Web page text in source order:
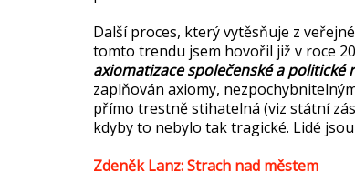
Další proces, který vytěsňuje z
tomto trendu jsem hovořil již v roce
axiomatizace společenské a politické
zaplňován axiomy,
přímo trestně stihatelná (viz státní
kdyby to nebylo tak tragické. Lidé
Zdeněk Lanz: Strach nad městem